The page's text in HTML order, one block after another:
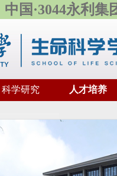
中国·3044永利
科学研究 人才培养